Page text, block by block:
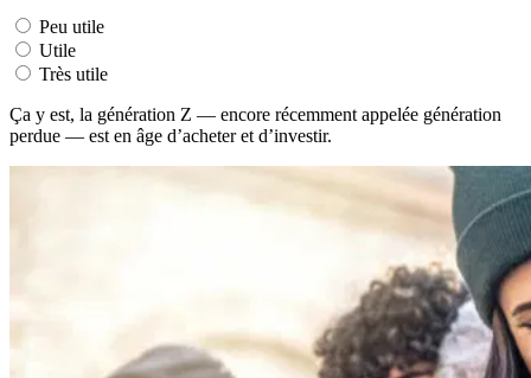
Peu utile
Utile
Très utile
Ça y est, la génération Z — encore récemment appelée génération
perdue — est en âge d’acheter et d’investir.